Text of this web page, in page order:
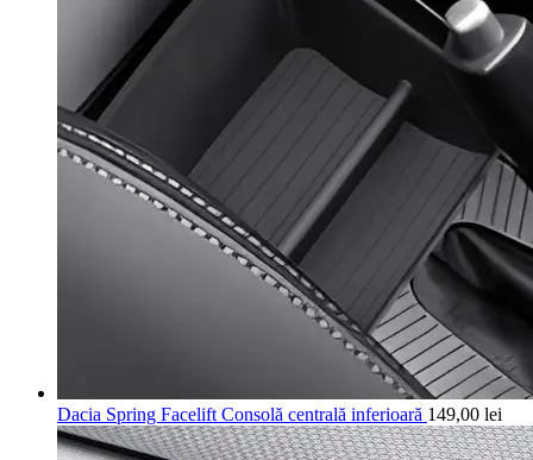
Dacia Spring Facelift Consolă centrală inferioară 149,00 lei